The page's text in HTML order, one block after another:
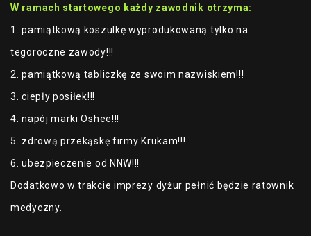
W ramach startowego każdy zawodnik otrzyma:
1. pamiątkową koszulkę wyprodukowaną tylko na
tegoroczne zawody!!!
2. pamiątkową tabliczkę ze swoim nazwiskiem!!!
3. ciepły posiłek!!!
4. napój marki Oshee!!!
5. zdrową przekąskę firmy Krukam!!!
6. ubezpieczenie od NNW!!!
Dodatkowo w trakcie imprezy dyżur pełnić będzie ratownik
medyczny.